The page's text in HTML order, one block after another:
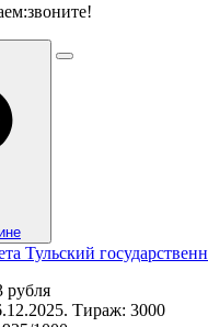
звоните!
Тульский
рубля
Тираж: 3000